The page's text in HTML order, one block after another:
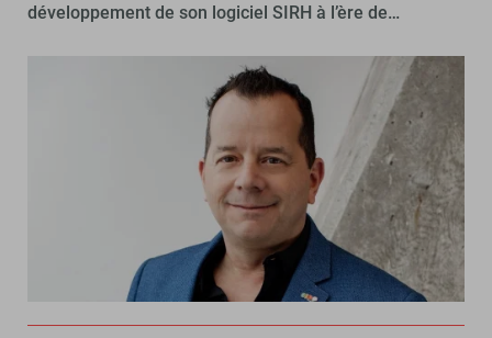
développement de son logiciel SIRH à l’ère de…